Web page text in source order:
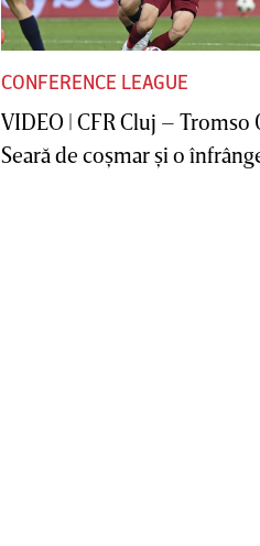
CONFERENCE LEAGUE
VIDEO | CFR Cluj – Tromso
Seară de coşmar şi o